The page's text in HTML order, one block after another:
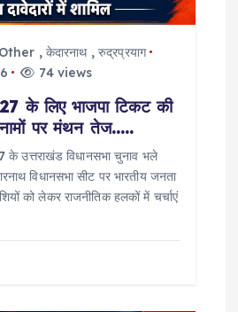
Other , केदारनाथ, रुद्रप्रयाग
74 views
के लिए भाजपा टिकट की
पर मंथन तेज…..
के उत्तराखंड विधानसभा चुनाव भले
विधानसभा सीट पर भारतीय जनता
को लेकर राजनीतिक हलकों में चर्चाएं